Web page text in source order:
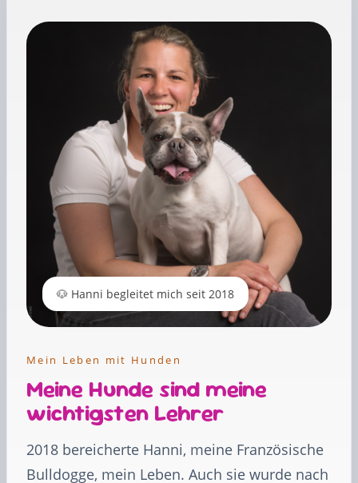
🐶 Hanni begleitet mich seit 2018
Mein Leben mit Hunden
Meine Hunde sind meine
wichtigsten Lehrer
2018 bereicherte Hanni, meine Französische
Bulldogge, mein Leben. Auch sie wurde nach